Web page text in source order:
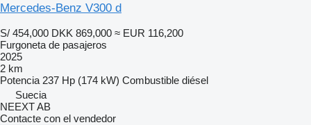
Mercedes-Benz V300 d
S/ 454,000 DKK 869,000 ≈ EUR 116,200
Furgoneta de pasajeros
2025
2 km
Potencia 237 Hp (174 kW) Combustible diésel
Suecia
NEEXT AB
Contacte con el vendedor